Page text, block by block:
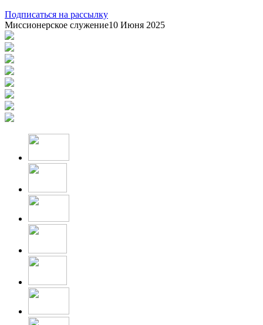
Подписаться на рассылку
Миссионерское служение10 Июня 2025